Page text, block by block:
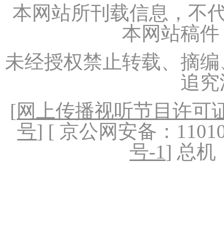
本网站所刊载信息，不
本网站稿
未经授权禁止转载、摘
追
[网上传播视听节目许可
号] [ 京公网安备：
号-1] 总机